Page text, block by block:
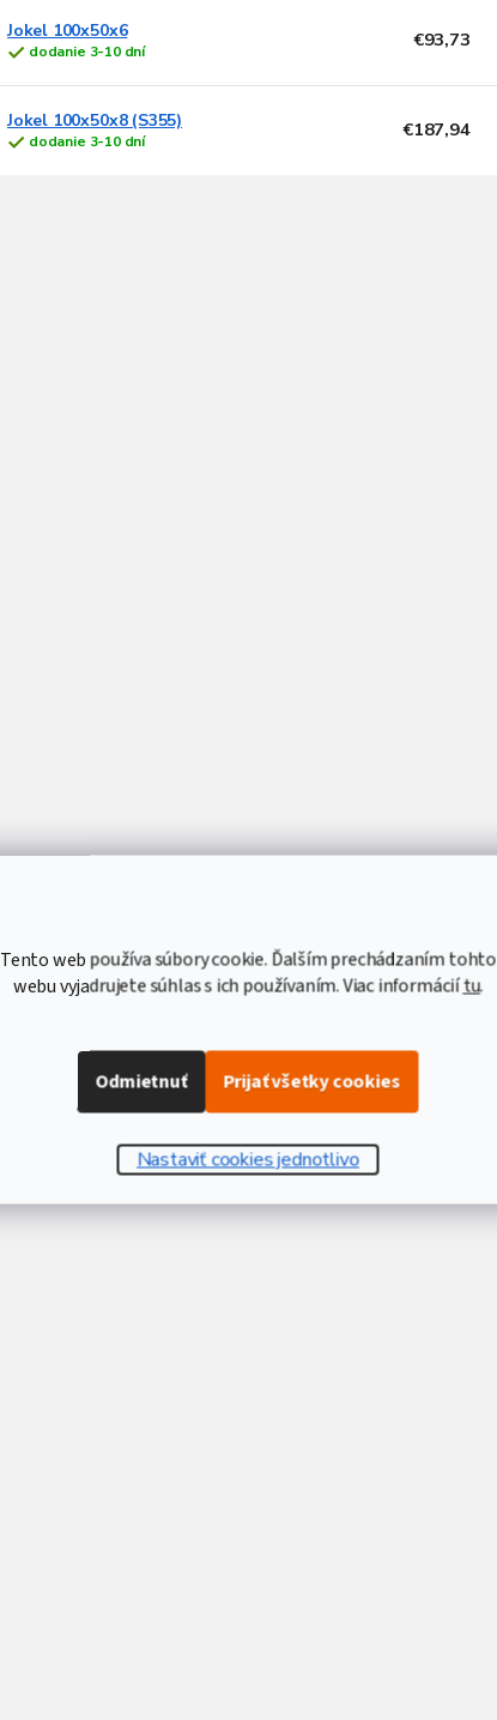
Tento web používa súbory cookie. Ďalším prechádzaním tohto
webu vyjadrujete súhlas s ich používaním. Viac informáciítu.
Nastaviť cookies jednotlivo
Odmietnuť Prijať všetky cookies
Jokel 100x50x6
dodanie 3-10 dní €93,73
Jokel 100x50x8 (S355)
dodanie 3-10 dní €187,94